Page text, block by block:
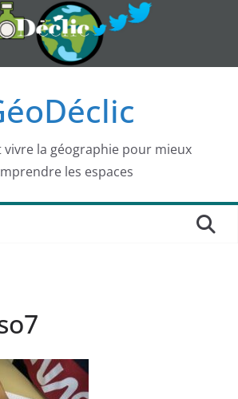
vivre la géographie pour mieux
les espaces